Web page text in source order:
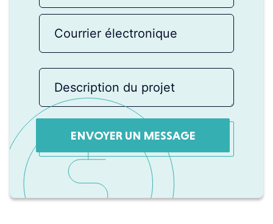
ENVOYER UN MESSAGE